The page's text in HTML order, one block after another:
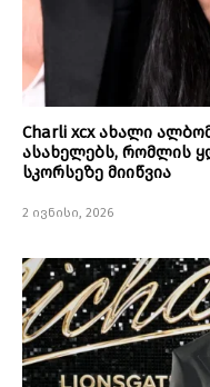
Charli xcx ახალი
ასახელებს, რომლის
სკორსეზე მიიწვია
2 ივნისი, 2026